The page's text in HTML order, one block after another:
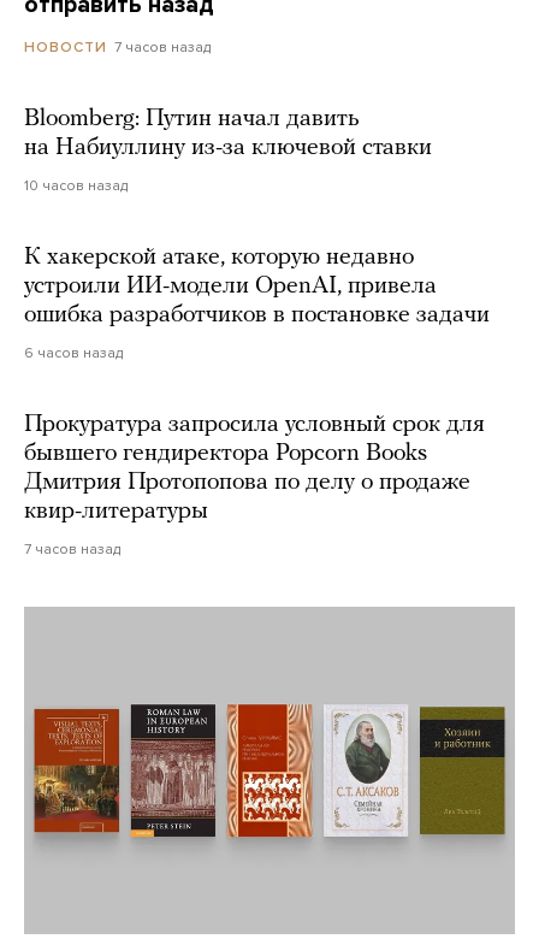
НОВОСТИ 7 часов назад
Bloomberg: Путин начал давить
на Набиуллину из-за ключевой ставки
10 часов назад
К хакерской атаке, которую недавно
устроили ИИ-модели OpenAI, привела
ошибка разработчиков в постановке задачи
6 часов назад
Прокуратура запросила условный срок для
бывшего гендиректора Popcorn Books
Дмитрия Протопопова по делу о продаже
квир-литературы
7 часов назад